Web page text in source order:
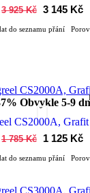
3 925 Kč 3 145 Kč
do seznamu přání
Obvykle 5-9
CS2000A,
1 785 Kč
1 125 Kč
do seznamu přání